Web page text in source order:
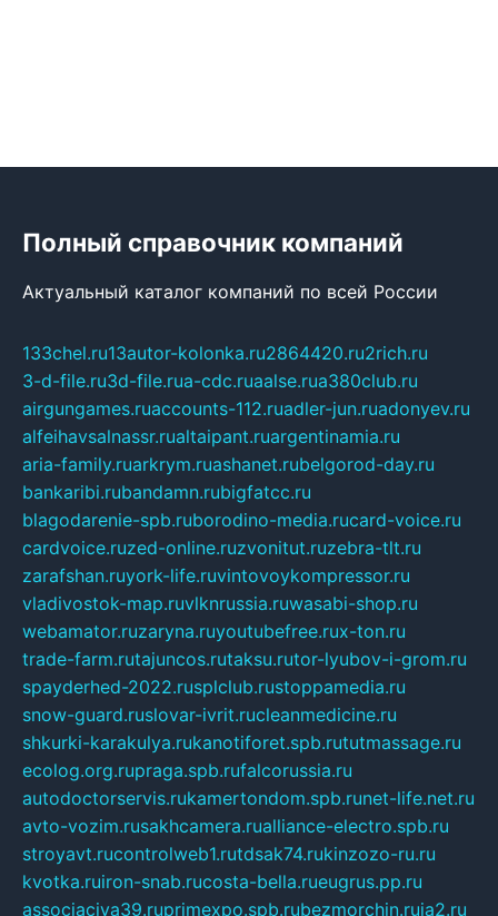
Полный справочник компаний
Актуальный каталог компаний по всей России
133chel.ru13autor-kolonka.ru2864420.ru2rich.ru
3-d-file.ru3d-file.rua-cdc.ruaalse.rua380club.ru
airgungames.ruaccounts-112.ruadler-jun.ruadonyev.ru
alfeihavsalnassr.rualtaipant.ruargentinamia.ru
aria-family.ruarkrym.ruashanet.rubelgorod-day.ru
bankaribi.rubandamn.rubigfatcc.ru
blagodarenie-spb.ruborodino-media.rucard-voice.ru
cardvoice.ruzed-online.ruzvonitut.ruzebra-tlt.ru
zarafshan.ruyork-life.ruvintovoykompressor.ru
vladivostok-map.ruvlknrussia.ruwasabi-shop.ru
webamator.ruzaryna.ruyoutubefree.rux-ton.ru
trade-farm.rutajuncos.rutaksu.rutor-lyubov-i-grom.ru
spayderhed-2022.rusplclub.rustoppamedia.ru
snow-guard.ruslovar-ivrit.rucleanmedicine.ru
shkurki-karakulya.rukanotiforet.spb.rututmassage.ru
ecolog.org.rupraga.spb.rufalcorussia.ru
autodoctorservis.rukamertondom.spb.runet-life.net.ru
avto-vozim.rusakhcamera.rualliance-electro.spb.ru
stroyavt.rucontrolweb1.rutdsak74.rukinzozo-ru.ru
kvotka.ruiron-snab.rucosta-bella.rueugrus.pp.ru
associaciya39.ruprimexpo.spb.rubezmorchin.ruia2.ru